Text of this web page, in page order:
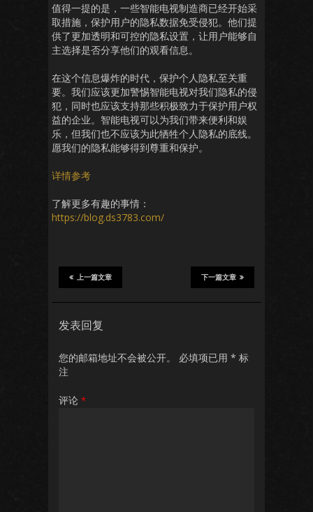
值得一提的是，一些智能电视制造商已经开始采
取措施，保护用户的隐私数据免受侵犯。他们提
供了更加透明和可控的隐私设置，让用户能够自
主选择是否分享他们的观看信息。
在这个信息爆炸的时代，保护个人隐私至关重
要。我们应该更加警惕智能电视对我们隐私的侵
犯，同时也应该支持那些积极致力于保护用户权
益的企业。智能电视可以为我们带来便利和娱
乐，但我们也不应该为此牺牲个人隐私的底线。
愿我们的隐私能够得到尊重和保护。
详情参考
了解更多有趣的事情：
https://blog.ds3783.com/
下一篇文章
上一篇文章
发表回复
您的邮箱地址不会被公开。 必填项已用 * 标
注
评论 *